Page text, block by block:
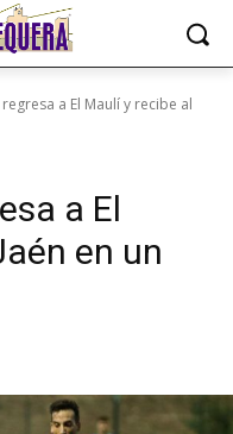
a El Maulí y recibe al
a El
en un